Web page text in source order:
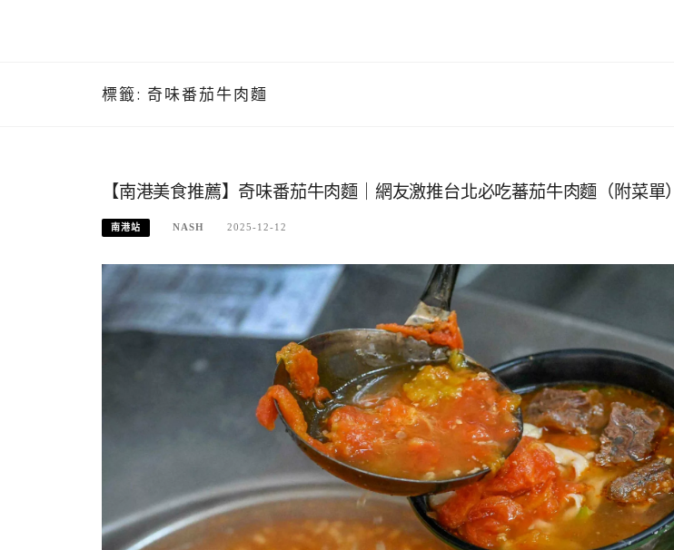
標籤: 奇味番茄牛肉麵
【南港美食推薦】奇味番茄牛肉麵｜網友激推台北必吃蕃茄牛肉麵（附菜單）
南港站 NASH 2025-12-12